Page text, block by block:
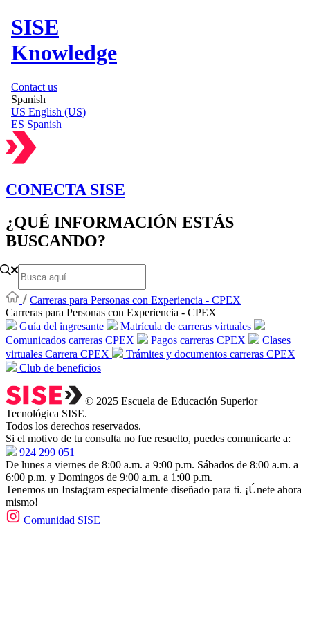
SISE
Knowledge
Contact us
Spanish
US English (US)
ES Spanish
CONECTA SISE
¿QUÉ INFORMACIÓN ESTÁS
BUSCANDO?
Carreras para Personas con Experiencia - CPEX
Carreras para Personas con Experiencia - CPEX
Guía del ingresante
Matrícula de carreras virtuales
Comunicados carreras CPEX
Pagos carreras CPEX
Clases
virtuales Carrera CPEX
Trámites y documentos carreras CPEX
Club de beneficios
© 2025 Escuela de Educación Superior
Tecnológica SISE.
Todos los derechos reservados.
Si el motivo de tu consulta no fue resuelto, puedes comunicarte a:
924 299 051
De lunes a viernes de 8:00 a.m. a 9:00 p.m. Sábados de 8:00 a.m. a
6:00 p.m. y Domingos de 9:00 a.m. a 1:00 p.m.
Tenemos un Instagram especialmente diseñado para ti. ¡Únete ahora
mismo!
Comunidad SISE